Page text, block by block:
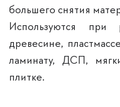
большего снятия
Используются при
древесине,
ламинату, ДСП,
плитке.